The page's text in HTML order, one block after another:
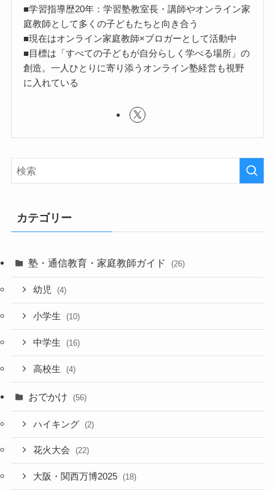
■学習指導歴20年：学習塾教室長・講師やオンライン家
庭教師として多くの子どもたちと向き合う
■現在はオンライン家庭教師×ブロガーとして活動中
■目標は「すべての子どもが自分らしく学べる場所」の
創造。一人ひとりに寄り添うオンライン塾経営も視野
に入れている
カテゴリー
塾・通信教育・家庭教師ガイド (26)
幼児 (4)
小学生 (10)
中学生 (16)
高校生 (4)
おでかけ (56)
ハイキング (2)
花火大会 (22)
大阪・関西万博2025 (18)